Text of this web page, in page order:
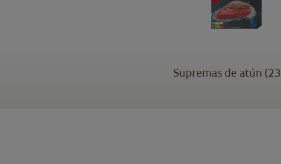
Supremas de atún